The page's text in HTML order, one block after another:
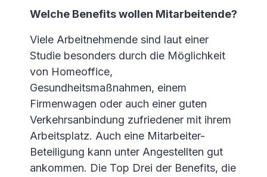
Welche Benefits wollen Mitarbeitende?
Viele Arbeitnehmende sind laut einer
Studie besonders durch die Möglichkeit
von Homeoffice,
Gesundheitsmaßnahmen, einem
Firmenwagen oder auch einer guten
Verkehrsanbindung zufriedener mit ihrem
Arbeitsplatz. Auch eine Mitarbeiter-
Beteiligung kann unter Angestellten gut
ankommen. Die Top Drei der Benefits, die